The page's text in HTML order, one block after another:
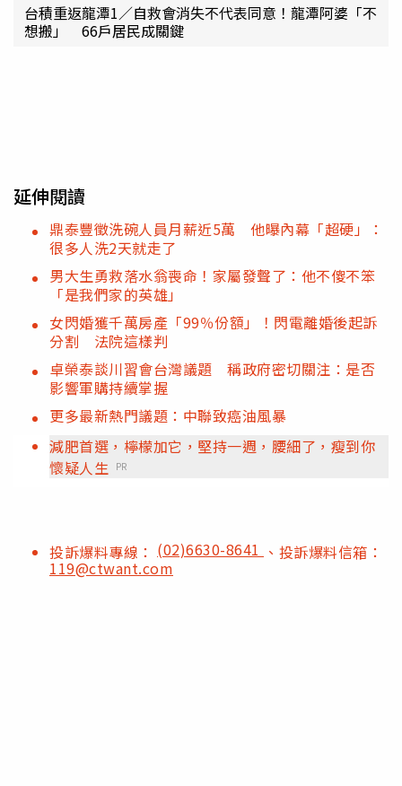
台積重返龍潭1／自救會消失不代表同意！龍潭阿婆「不
想搬」 66戶居民成關鍵
延伸閱讀
鼎泰豐徵洗碗人員月薪近5萬 他曝內幕「超硬」：
很多人洗2天就走了
男大生勇救落水翁喪命！家屬發聲了：他不傻不笨
「是我們家的英雄」
女閃婚獲千萬房產「99％份額」！閃電離婚後起訴
分割 法院這樣判
卓榮泰談川習會台灣議題 稱政府密切關注：是否
影響軍購持續掌握
更多最新熱門議題：中聯致癌油風暴
減肥首選，檸檬加它，堅持一週，腰細了，瘦到你
懷疑人生 PR
投訴爆料專線： (02)6630-8641 、投訴爆料信箱：
119@ctwant.com